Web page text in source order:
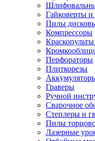
Гайковерты
Пилы
Компрессоры
Перфораторы
Плиткорезы
Граверы
Ручной
Сварочное
Степлеры и
Пилы
Лазерные